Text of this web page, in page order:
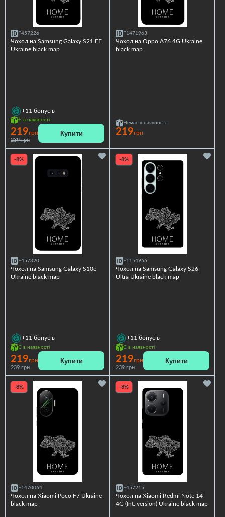
F457226
Чохол на Samsung Galaxy S21 FE
Ukraine black map
+11 бонусів
Є в наявності
219грн
239 грн
Купити
F1471963
Чохол на Oppo A76 4G Ukraine
black map
Немає в наявності
219грн
-8%
F457320
Чохол на Samsung Galaxy S10e
Ukraine black map
+11 бонусів
Є в наявності
219грн
239 грн
Купити
-8%
F1154966
Чохол на Samsung Galaxy S26
Ultra Ukraine black map
+11 бонусів
Є в наявності
219грн
239 грн
Купити
-8%
F1470064
Чохол на Xiaomi Poco F7 Ukraine
black map
-8%
F457215
Чохол на Xiaomi Redmi Note 14
4G (Int. version) Ukraine black map